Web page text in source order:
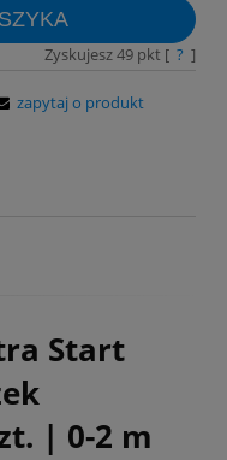
Zyskujesz49pkt [ ? ]
zapytaj o produkt
Start
| 0-2 m